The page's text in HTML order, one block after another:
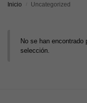
Inicio Uncategorized
No se han encontrado
selección.